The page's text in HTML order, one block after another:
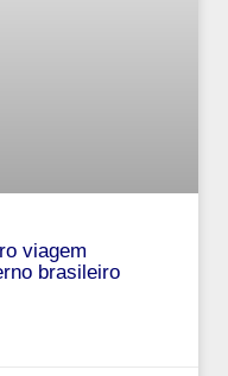
viagem
brasileiro